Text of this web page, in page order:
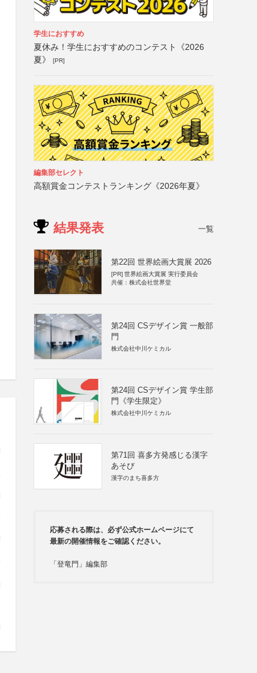
学生におすすめ
夏休み！学生におすすめのコンテスト《2026
夏》
[PR]
編集部セレクト
高額賞金コンテストランキング《2026年夏》
結果発表 一覧
第22回 世界絵画大賞展 2026
[PR] 世界絵画大賞展 実行委員会
共催：株式会社世界堂
第24回 CSデザイン賞 一般部
門
株式会社中川ケミカル
第24回 CSデザイン賞 学生部
門《学生限定》
株式会社中川ケミカル
第71回 喜多方発感じる漢字
あそび
漢字のまち喜多方
応募される際は、必ず公式ホームページにて
最新の開催情報をご確認ください。
「登竜門」編集部